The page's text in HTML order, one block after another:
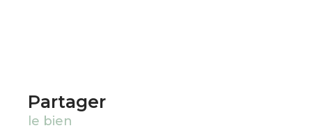
partager
le bien